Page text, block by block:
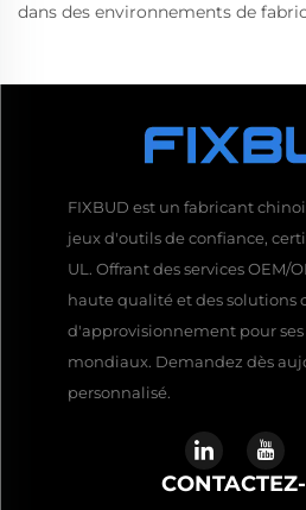
dans des environnements de
FIXBUD est un fabricant
jeux d'outils de confiance,
UL. Offrant des services OEM/
haute qualité et des solutions
d'approvisionnement pour
mondiaux. Demandez dès
personnalisé.